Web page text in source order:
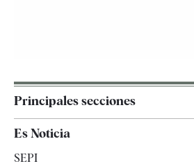
Principales secciones
España
Es Noticia
SEPI